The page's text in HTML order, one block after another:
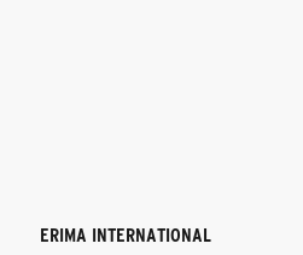
ERIMA INTERNATIONAL